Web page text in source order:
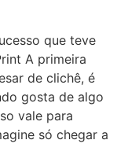
que teve
A primeira
de clichê, é
gosta de algo
vale para
só chegar a